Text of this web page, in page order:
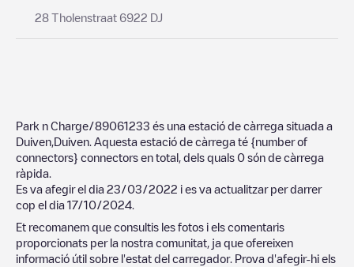
28 Tholenstraat 6922 DJ
Park n Charge/89061233 és una estació de càrrega situada a
Duiven Duiven . Aquesta estació de càrrega té {number of
connectors} connectors en total, dels quals 0 són de càrrega
ràpida.
Es va afegir el dia 23/03/2022 i es va actualitzar per darrer
cop el dia 17/10/2024
Et recomanem que consultis les fotos i els comentaris
proporcionats per la nostra comunitat, ja que ofereixen
informació útil sobre l'estat del carregador. Prova d'afegir-hi els